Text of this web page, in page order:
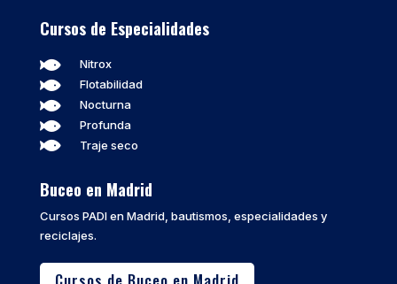
Cursos de Especialidades
 Nitrox
 Flotabilidad
 Nocturna
 Profunda
 Traje seco
Buceo en Madrid
Cursos PADI en Madrid, bautismos, especialidades y
reciclajes.